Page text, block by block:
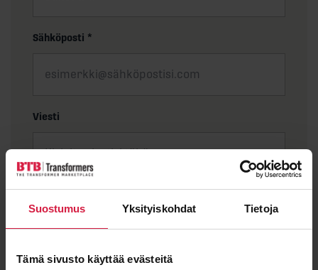
Suostumus Yksityiskohdat Tietoja
Tämä sivusto käyttää evästeitä
Sähköposti *
Viesti